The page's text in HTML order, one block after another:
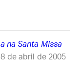
na Santa Missa
de abril de 2005